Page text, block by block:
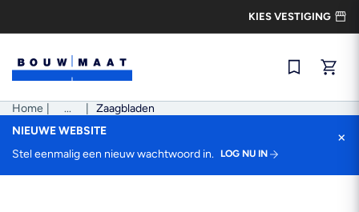
inhoud
KIES VESTIGING
Snel
Home ...
Pad
Zaagbladen
NIEUWE WEBSITE
Stel eenmalig een nieuw wachtwoord in.
LOG NU IN
×